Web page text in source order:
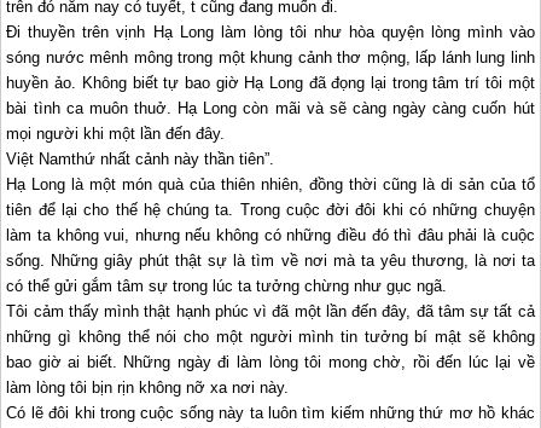
trên đó năm nay có tuyết, t cũng đang muốn đi.
Đi thuyền trên vịnh Hạ Longlàm lòng tôi như hòa quyện lòng mình vào
sóng nước mênh mông trong một khung cảnh thơ mộng, lấp lánh lung linh
huyền ảo. Không biết tự bao giờ Hạ Long đã đọng lại trong tâm trí tôi một
bài tình ca muôn thuở. Hạ Long còn mãi và sẽ càng ngày càng cuốn hút
mọi người khi một lần đến đây.
Việt Namthứ nhất cảnh này thần tiên”.
Hạ Long là một món quà của thiên nhiên, đồng thời cũng là di sản của tổ
tiên để lại cho thế hệ chúng ta. Trong cuộc đời đôi khi có những chuyện
làm ta không vui, nhưng nếu không có những điều đó thì đâu phải là cuộc
sống. Những giây phút thật sự là tìm về nơi mà ta yêu thương, là nơi ta
có thể gửi gắm tâm sự trong lúc ta tưởng chừng như gục ngã.
Tôi cảm thấy mình thật hạnh phúc vì đã một lần đến đây, đã tâm sự tất cả
những gì không thể nói cho một người mình tin tưởng bí mật sẽ không
bao giờ ai biết. Những ngày đi làm lòng tôi mong chờ, rồi đến lúc lại về
làm lòng tôi bịn rịn không nỡ xa nơi này.
Có lẽ đôi khi trong cuộc sống này ta luôn tìm kiếm những thứ mơ hồ khác